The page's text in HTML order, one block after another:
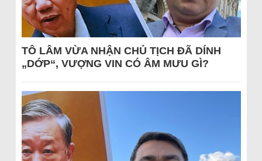
TÔ LÂM VỪA NHẬN CHỦ TỊCH ĐÃ DÍNH
„DỚP“, VƯỢNG VIN CÓ ÂM MƯU GÌ?